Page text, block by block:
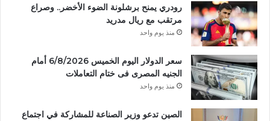
رودري يمنح برشلونة الضوء الأخضر.. وصراع
مرتقب مع ريال مدريد
منذ يوم واحد
سعر الدولار اليوم الخميس 6/8/2026 أمام
الجنيه المصرى فى ختام التعاملات
منذ يوم واحد
الصين تدعو وزير الصناعة للمشاركة في اجتماع